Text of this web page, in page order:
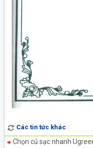
Các tin tức khác
Chọn củ sạc nhanh